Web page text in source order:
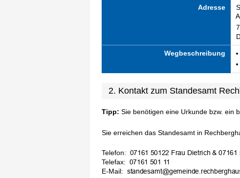
Adresse
Wegbeschreibung
2. Kontakt zum Standesamt
Tipp: Sie benötigen eine Urkunde bzw. ein
Sie erreichen das Standesamt in
Telefon:
Telefax:
E-Mail: